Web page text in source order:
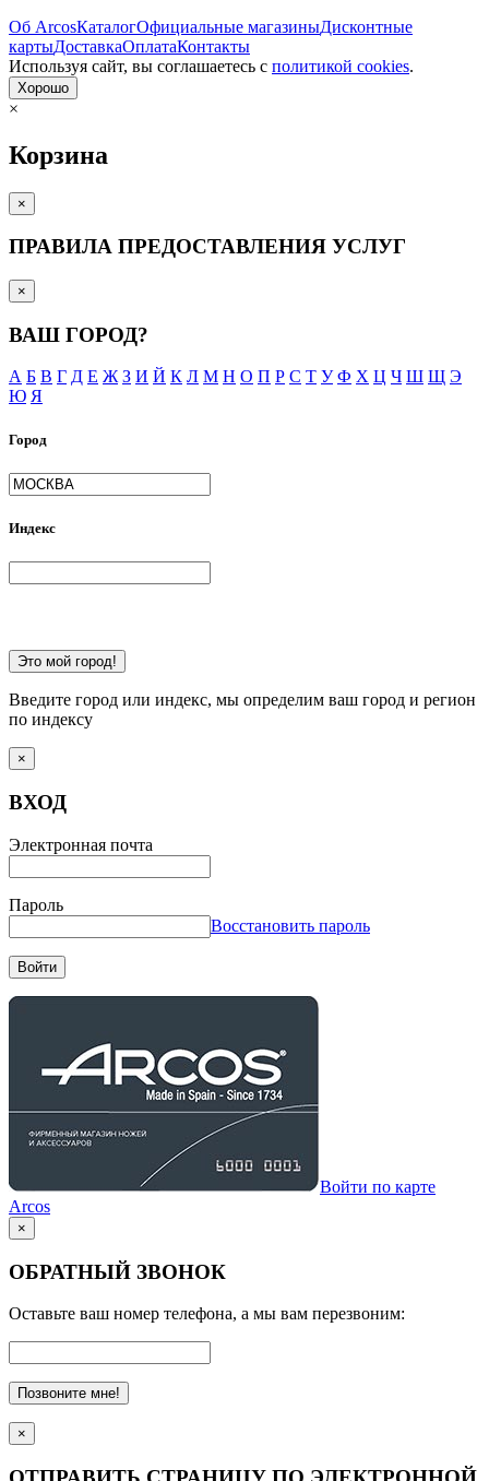
Об ArcosКаталогОфициальные магазиныДисконтные
картыДоставкаОплатаКонтакты
Используя сайт, вы согла­шаетесь с политикой cookies.
Хорошо
×
Корзина
×
ПРАВИЛА ПРЕДОСТАВЛЕНИЯ УСЛУГ
×
ВАШ ГОРОД?
А Б В Г Д Е Ж З И Й К Л М Н О П Р С Т У Ф Х Ц Ч Ш Щ Э
Ю Я
Город
Индекс
Это мой город!
Введите город или индекс, мы определим ваш город и регион
по индексу
×
ВХОД
Электронная почта
Пароль
Восстановить пароль
Войти
Войти по карте
Arcos
×
ОБРАТНЫЙ ЗВОНОК
Оставьте ваш номер телефона, а мы вам перезвоним:
Позвоните мне!
×